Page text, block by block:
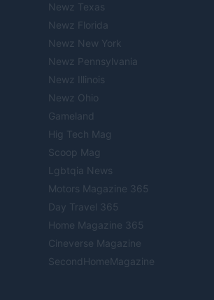
Newz Texas
Newz Florida
Newz New York
Newz Pennsylvania
Newz Illinois
Newz Ohio
Gameland
Hig Tech Mag
Scoop Mag
Lgbtqia News
Motors Magazine 365
Day Travel 365
Home Magazine 365
Cineverse Magazine
SecondHomeMagazine